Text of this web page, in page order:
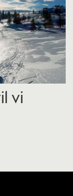
vi